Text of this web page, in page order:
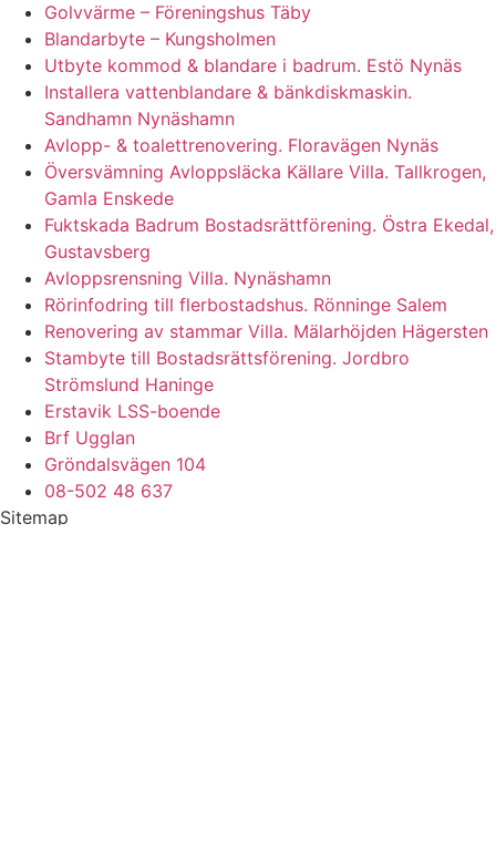
Golvvärme – Föreningshus Täby
Blandarbyte – Kungsholmen
Utbyte kommod & blandare i badrum. Estö Nynäs
Installera vattenblandare & bänkdiskmaskin.
Sandhamn Nynäshamn
Avlopp- & toalettrenovering. Floravägen Nynäs
Översvämning Avloppsläcka Källare Villa. Tallkrogen,
Gamla Enskede
Fuktskada Badrum Bostadsrättförening. Östra Ekedal,
Gustavsberg
Avloppsrensning Villa. Nynäshamn
Rörinfodring till flerbostadshus. Rönninge Salem
Renovering av stammar Villa. Mälarhöjden Hägersten
Stambyte till Bostadsrättsförening. Jordbro
Strömslund Haninge
Erstavik LSS-boende
Brf Ugglan
Gröndalsvägen 104
08-502 48 637
Sitemap